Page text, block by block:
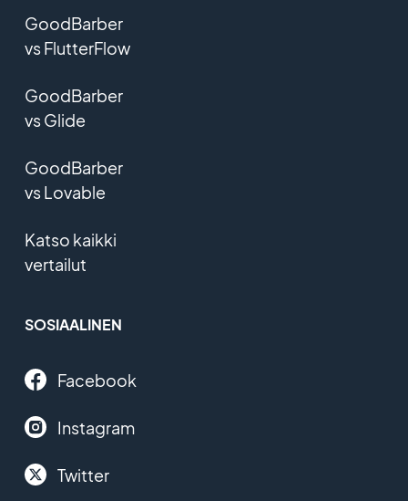
GoodBarber
vs FlutterFlow
GoodBarber
vs Glide
GoodBarber
vs Lovable
Katso kaikki
vertailut
SOSIAALINEN
Facebook
Instagram
Twitter